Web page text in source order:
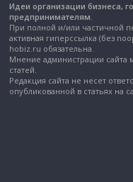
Идеи организации бизнеса,
предпринимателям.
При полной и/или частичной
активная гиперссылка (без
hobiz.ru обязательна.
Мнение администрации сайта
статей.
Редакция сайта не несет
опубликованной в статьях на